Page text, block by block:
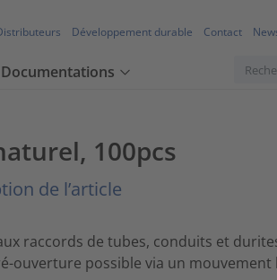
Développement durable Contact
100pcs
de l’article
raccords de tubes, conduits et
ouverture possible via un